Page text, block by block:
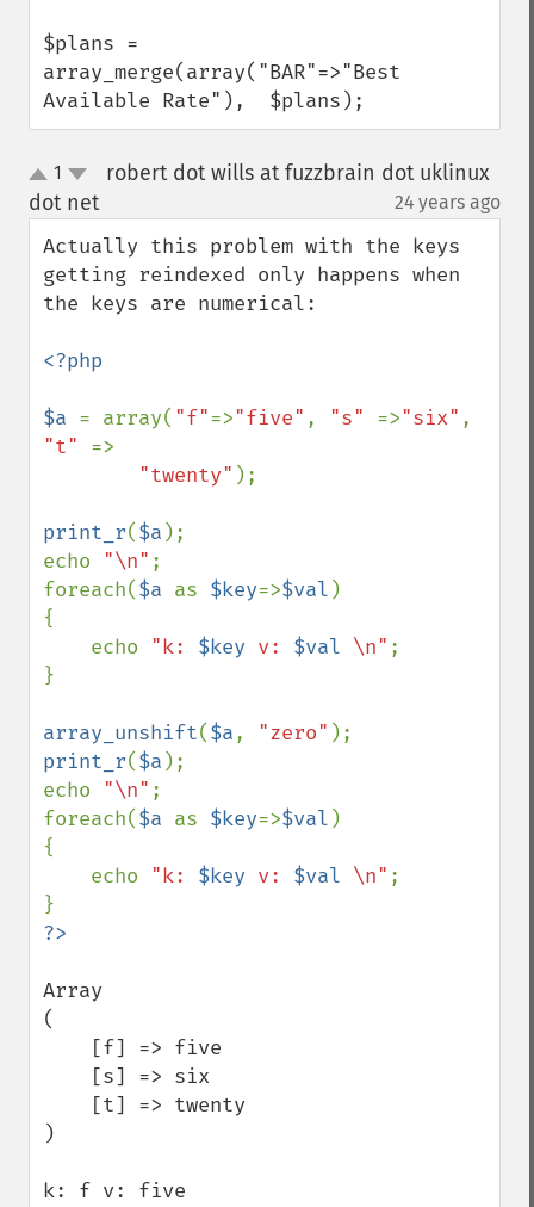
$plans =
array_merge(array("BAR"=>"Best
Available Rate"),  $plans);
up
down
1
robert dot wills at fuzzbrain dot uklinux
dot net¶ 24 years ago
Actually this problem with the keys
getting reindexed only happens when
the keys are numerical:
<?php
$a = array( "f"=>"five" , "s" =>"six"
"t" =>
"twenty" );
print_r($a );
echo "\n" ;
foreach($a as $key=>$val )
{
    echo
"k: $key v: $val \n" ;
}
array_unshift($a, "zero"
print_r($a );
echo "\n" ;
foreach($a as $key=>$val )
{
    echo
"k: $key v: $val \n" ;
Array
(
)
k: f v: five